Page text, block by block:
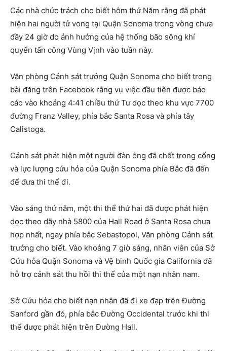
Các nhà chức trách cho biết hôm thứ Năm rằng đã phát
hiện hai người tử vong tại Quận Sonoma trong vòng chưa
đầy 24 giờ do ảnh hưởng của hệ thống bão sông khí
quyển tấn công Vùng Vịnh vào tuần này.
Văn phòng Cảnh sát trưởng Quận Sonoma cho biết trong
bài đăng trên Facebook rằng vụ việc đầu tiên được báo
cáo vào khoảng 4:41 chiều thứ Tư dọc theo khu vực 7700
đường Franz Valley, phía bắc Santa Rosa và phía tây
Calistoga.
Cảnh sát phát hiện một người đàn ông đã chết trong cống
và lực lượng cứu hỏa của Quận Sonoma phía Bắc đã đến
để đưa thi thể đi.
Vào sáng thứ năm, một thi thể thứ hai đã được phát hiện
dọc theo dãy nhà 5800 của Hall Road ở Santa Rosa chưa
hợp nhất, ngay phía bắc Sebastopol, Văn phòng Cảnh sát
trưởng cho biết. Vào khoảng 7 giờ sáng, nhân viên của Sở
Cứu hỏa Quận Sonoma và Vệ binh Quốc gia California đã
hỗ trợ cảnh sát thu hồi thi thể của một nạn nhân nam.
Sở Cứu hỏa cho biết nạn nhân đã đi xe đạp trên Đường
Sanford gần đó, phía bắc Đường Occidental trước khi thi
thể được phát hiện trên Đường Hall.